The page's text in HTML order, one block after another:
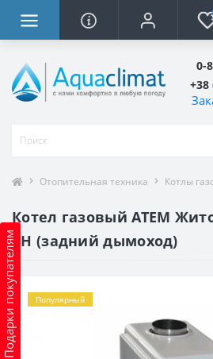
0-
+38
Подарки покупателям
Отопительная техника Котлы
Котел газовый АТЕМ
СН (задний дымоход)
Популярный